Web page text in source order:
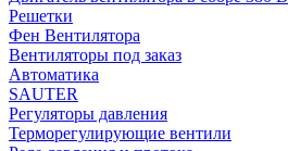
Решетки
Фен Вентилятора
Вентиляторы под заказ
Автоматика
SAUTER
Регуляторы давления
Терморегулирующие вентили